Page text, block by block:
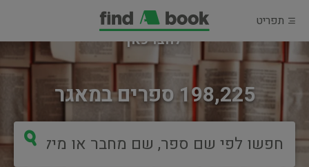
תפריט
198,225 ספרים במאגר
מוכרים ספר?
לחצו כאן